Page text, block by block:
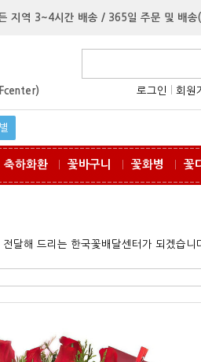
지역 3~4시간 배송 / 365일 주문 및 배
로그인 회원
축하화환 꽃바구니 꽃화병 꽃
달해 드리는 한국꽃배달센터가 되겠습니